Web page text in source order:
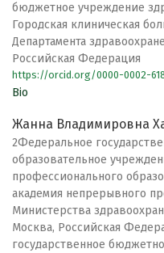
бюджетное учреждение
Городская клиническая
Департамента
Российская Федерация
https://orcid.org/0000-0002-
Bio
Жанна Владимировна
2Федеральное
образовательное
профессионального
академия непрерывного
Министерства
Москва, Российская
государственное